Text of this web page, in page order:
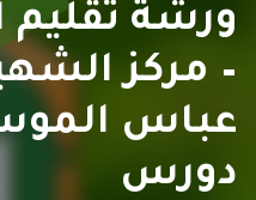
ورشة تقليم
– مركز
عباس
دورس